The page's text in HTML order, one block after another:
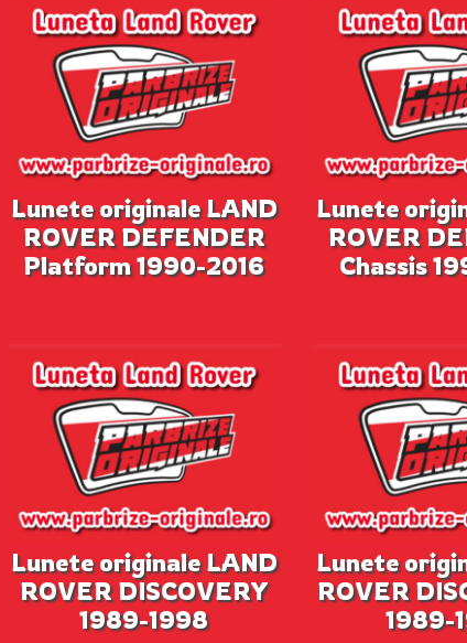
Lunete originale LAND
ROVER DEFENDER
Platform 1990-2016
Lunete
ROVER
Chassis
Lunete originale LAND
ROVER DISCOVERY
1989-1998
Lunete
ROVER
1989-